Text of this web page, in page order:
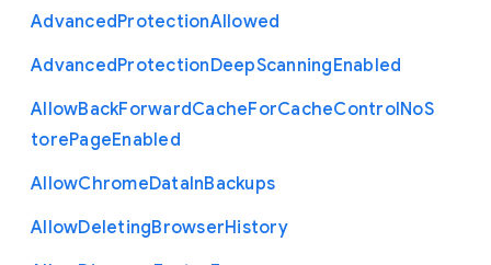
AdvancedProtectionAllowed
AdvancedProtectionDeepScanningEnabled
AllowBackForwardCacheForCacheControlNoS
torePageEnabled
AllowChromeDataInBackups
AllowDeletingBrowserHistory